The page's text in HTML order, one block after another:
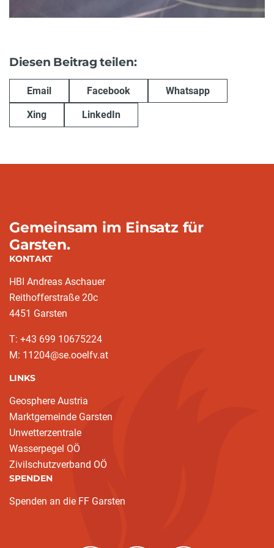
Diesen Beitrag teilen:
Email Facebook Whatsapp
Xing LinkedIn
Gemeinsam im Einsatz für
Garsten.
KONTAKT
HBI Andreas Aschauer
Reithofferstraße 20c
4451 Garsten
T: ‭+43 699 10675224‬
M: 11204@se.ooelfv.at
LINKS
Geosphere Austria
Marktgemeinde Garsten
Unwetterzentrale
Wasserpegel OÖ
Zivilschutzverband OÖ
SPENDEN
Spenden an die FF Garsten